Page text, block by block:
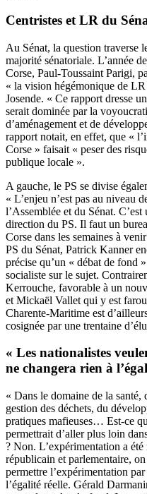
Centristes et LR du
Au Sénat, la question traverse
majorité sénatoriale. L’année
Corse, Paul-Toussaint Parigi,
« la vision hégémonique de
Josende. « Ce rapport dresse
serait dominée par la
d’aménagement et de
rapport notait, en effet, que «
Corse » faisait « peser des
publique locale ».
A gauche, le PS se divise
« L’enjeu n’est pas au niveau
l’Assemblée et du Sénat.
direction du PS. Il faut un
Corse dans les semaines à
PS du Sénat, Patrick Kanner
précise qu’un « débat de fond
socialiste sur le sujet.
Kerrouche, favorable à un
et Mickaël Vallet qui y est
Charente-Maritime est
cosignée par une trentaine
« Les nationalistes
ne changera rien à
« Dans le domaine de la
gestion des déchets, du
pratiques mafieuses… Est-ce
permettrait d’aller plus loin
? Non. L’expérimentation a
républicain et parlementaire,
permettre l’expérimentation
l’égalité réelle. Gérald